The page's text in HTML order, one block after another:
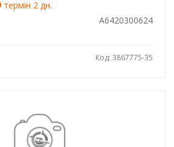
термін 2 дн.
A6420300624
Код: 3867775-35